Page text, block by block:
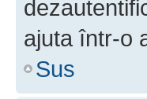
ajuta într-o
Sus